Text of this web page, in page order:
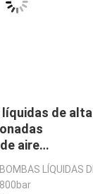
Test Device
la RT-flexión
Rail Engines de
HDP1100-X